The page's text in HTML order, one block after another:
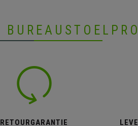
BUREAUSTOELPRO
RETOURGARANTIE